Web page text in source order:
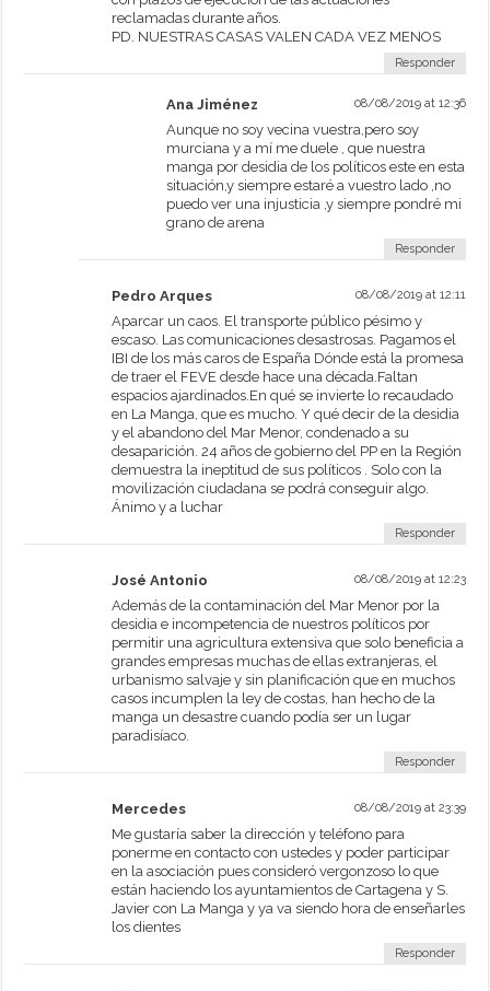
reclamadas durante años.
PD. NUESTRAS CASAS VALEN CADA VEZ MENOS
Responder
Ana Jiménez 08/08/2019 at 12:36
Aunque no soy vecina vuestra,pero soy
murciana y a mí me duele , que nuestra
manga por desidia de los políticos este en esta
situación,y siempre estaré a vuestro lado ,no
puedo ver una injusticia ,y siempre pondré mi
grano de arena
Responder
Pedro Arques 08/08/2019 at 12:11
Aparcar un caos. El transporte público pésimo y
escaso. Las comunicaciones desastrosas. Pagamos el
IBI de los más caros de España Dónde está la promesa
de traer el FEVE desde hace una década.Faltan
espacios ajardinados.En qué se invierte lo recaudado
en La Manga, que es mucho. Y qué decir de la desidia
y el abandono del Mar Menor, condenado a su
desaparición. 24 años de gobierno del PP en la Región
demuestra la ineptitud de sus políticos . Solo con la
movilización ciudadana se podrá conseguir algo.
Ánimo y a luchar
Responder
José Antonio 08/08/2019 at 12:23
Además de la contaminación del Mar Menor por la
desidia e incompetencia de nuestros políticos por
permitir una agricultura extensiva que solo beneficia a
grandes empresas muchas de ellas extranjeras, el
urbanismo salvaje y sin planificación que en muchos
casos incumplen la ley de costas, han hecho de la
manga un desastre cuando podía ser un lugar
paradisíaco.
Responder
Mercedes 08/08/2019 at 23:39
Me gustaría saber la dirección y teléfono para
ponerme en contacto con ustedes y poder participar
en la asociación pues consideró vergonzoso lo que
están haciendo los ayuntamientos de Cartagena y S.
Javier con La Manga y ya va siendo hora de enseñarles
los dientes
Responder